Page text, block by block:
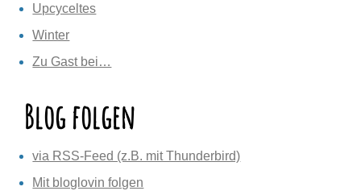
Upcyceltes
Winter
Zu Gast bei…
Blog folgen
via RSS-Feed (z.B. mit Thunderbird)
Mit bloglovin folgen